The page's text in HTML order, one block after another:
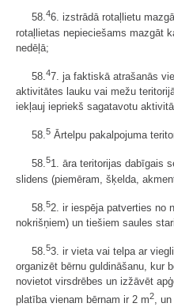
58.46. izstrādā rotaļlietu
rotaļlietas nepieciešams mazgāt
nedēļā;
58. 47. ja faktiskā atrašanās
aktivitātes lauku vai mežu
iekļauj iepriekš sagatavotu
58.5 Ārtelpu pakalpojuma
58.51. āra teritorijas dabīgais
slidens (piemēram, šķelda,
58. 52. ir iespēja patverties no
nokrišņiem) un tiešiem saules
58.53. ir vieta vai telpa ar
organizēt bērnu guldināšanu, kur
novietot virsdrēbes un izžāvēt
platība vienam bērnam ir 2 m2,